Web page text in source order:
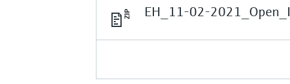
EH_11-02-